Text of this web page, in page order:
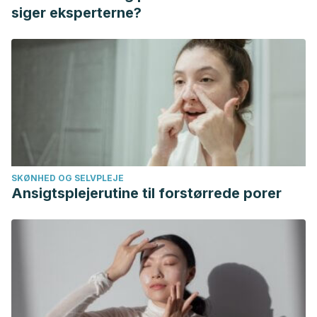
Adeva-Andany, M., Souto-Adeva, G., Ameneiros-
Rodríguez, E., Fernández-Fernández, C., Donapetry-
García, C., & Domínguez-Montero, A. (2018). Insulin
resistance and glycine metabolism in humans. Amino
(1), 11–27. https://doi.org/10.1007/s00726-017-
siger eksperterne?
SKØNHED OG SELVPLEJE
Ansigtsplejerutine til forstørrede porer